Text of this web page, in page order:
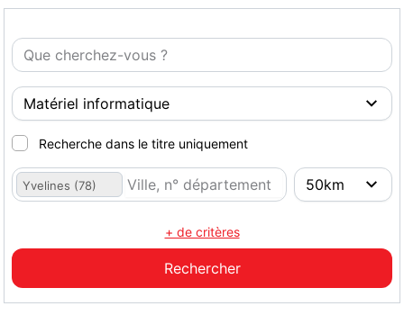
Recherche dans le titre uniquement
Yvelines (78)
+ de critères